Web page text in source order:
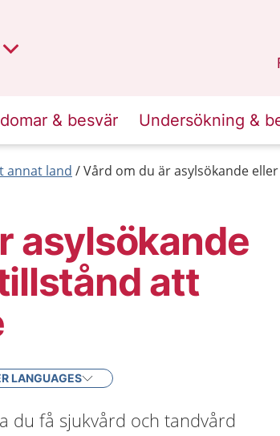
& besvär Undersökning &
annat land Vård om du är asylsökande
asylsökande
att
LANGUAGES
du få sjukvård och tandvård